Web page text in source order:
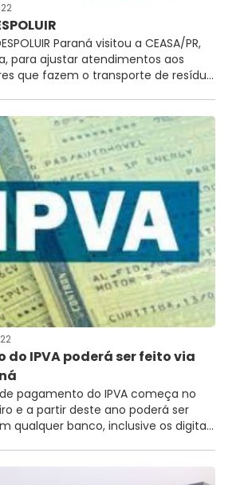
Paraná visitou a CEASA/PR,
para ajustar atendimentos aos
que fazem o transporte de resídu...
do IPVA poderá ser feito via
pagamento do IPVA começa no
e a partir deste ano poderá ser
qualquer banco, inclusive os digita...